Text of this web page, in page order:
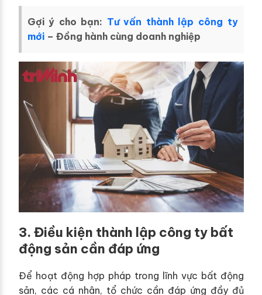
Gợi ý cho bạn: Tư vấn thành lập công ty
mới– Đồng hành cùng doanh nghiệp
3. Điều kiện thành lập công ty bất
động sản cần đáp ứng
Để hoạt động hợp pháp trong lĩnh vực bất động
sản, các cá nhân, tổ chức cần đáp ứng đầy đủ